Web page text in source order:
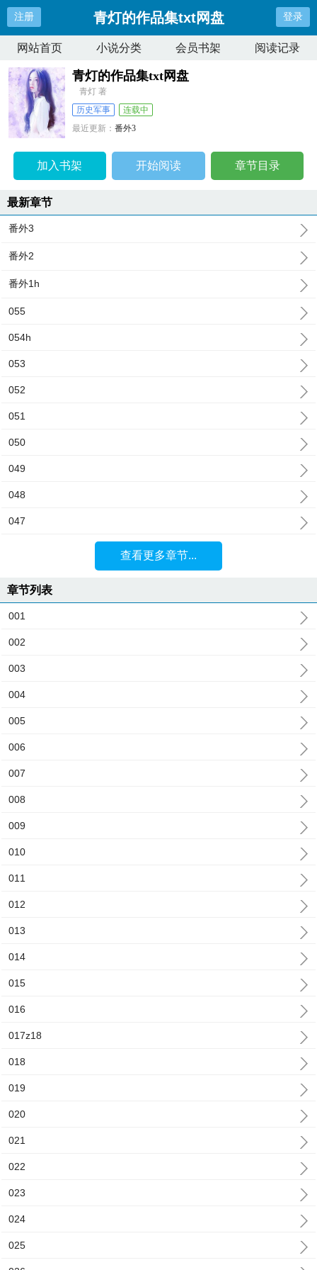
注册 青灯的作品集txt网盘 登录
网站首页 小说分类 会员书架 阅读记录
青灯的作品集txt网盘
青灯 著
历史军事
连载中
最近更新：番外3
加入书架 开始阅读 章节目录
最新章节
番外3
番外2
番外1h
055
054h
053
052
051
050
049
048
047
查看更多章节...
章节列表
001
002
003
004
005
006
007
008
009
010
011
012
013
014
015
016
017z18
018
019
020
021
022
023
024
025